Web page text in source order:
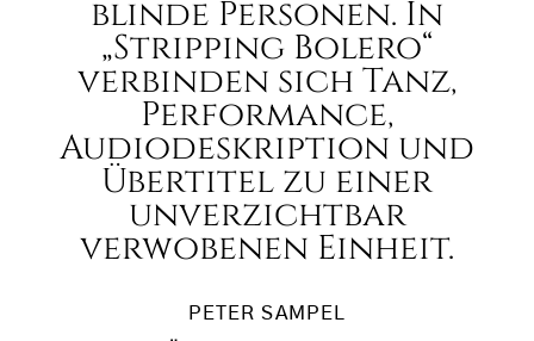
blinde Personen. In
„Stripping Bolero“
verbinden sich Tanz,
Performance,
Audiodeskription und
Übertitel zu einer
unverzichtbar
verwobenen Einheit.
PETER SAMPEL